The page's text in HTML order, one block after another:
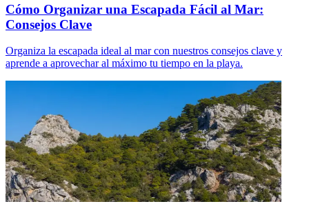
Cómo Organizar una Escapada Fácil al Mar:
Consejos Clave
Organiza la escapada ideal al mar con nuestros consejos clave y
aprende a aprovechar al máximo tu tiempo en la playa.